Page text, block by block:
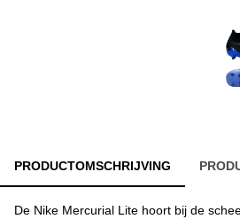
PRODUCTOMSCHRIJVING
De Nike Mercurial Lite hoort bij de